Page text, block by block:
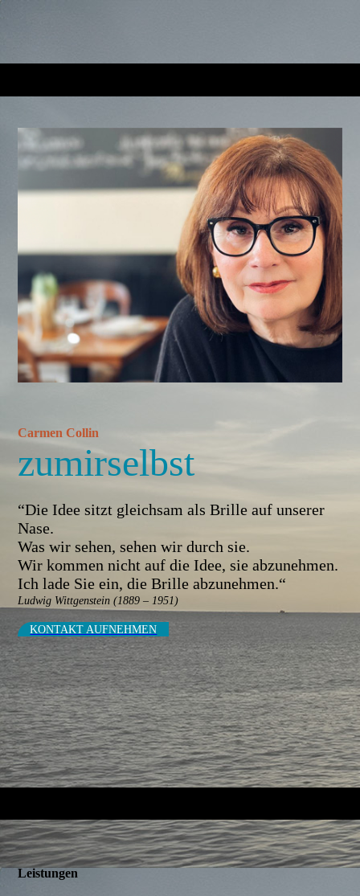
Carmen Collin
zumirselbst
“Die Idee sitzt gleichsam als Brille auf unserer
Nase.
Was wir sehen, sehen wir durch sie.
Wir kommen nicht auf die Idee, sie abzunehmen.
Ich lade Sie ein, die Brille abzunehmen.“
Ludwig Wittgenstein (1889 – 1951)
KONTAKT AUF­NEHMEN
Leistungen